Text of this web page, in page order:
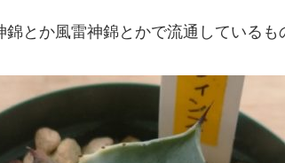
錦とか風雷神錦とかで流通しているも